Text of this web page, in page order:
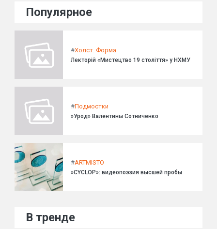
Популярное
#Холст. Форма
Лекторій «Мистецтво 19 століття» у НХМУ
#Подмостки
»Урод» Валентины Сотниченко
#ARTMISTO
»CYCLOP»: видеопоэзия высшей пробы
В тренде